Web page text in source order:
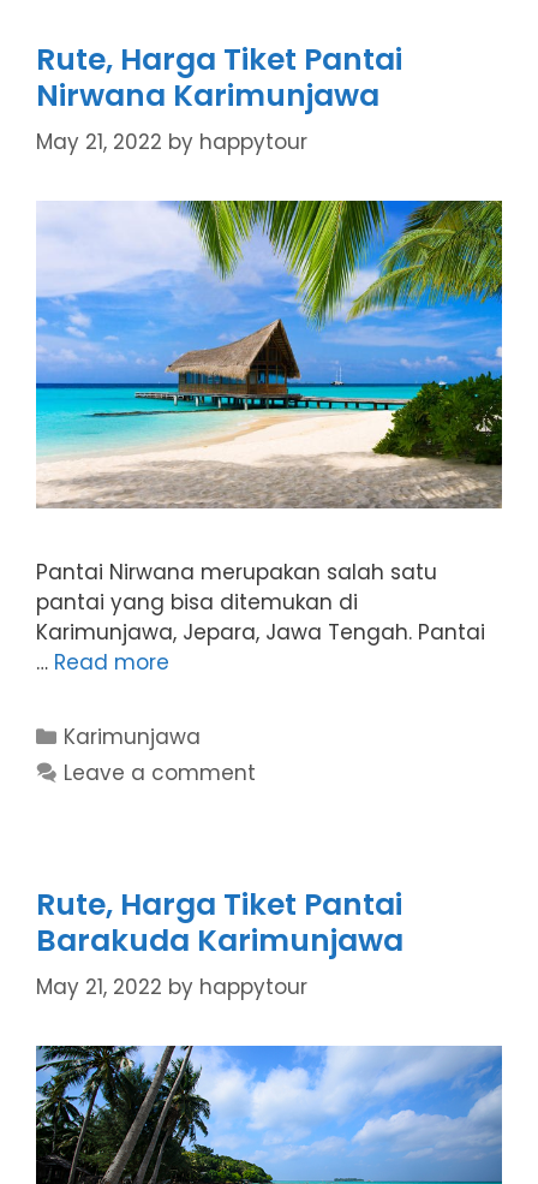
Rute, Harga Tiket Pantai
Nirwana Karimunjawa
May 21, 2022 by happytour
Pantai Nirwana merupakan salah satu
pantai yang bisa ditemukan di
Karimunjawa, Jepara, Jawa Tengah. Pantai
… Read more
Categories
Karimunjawa
Leave a comment
Rute, Harga Tiket Pantai
Barakuda Karimunjawa
May 21, 2022 by happytour